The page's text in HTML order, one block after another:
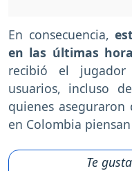
En consecuencia,
en las últimas
recibió el
usuarios, incluso
quienes
en Colombia
Te